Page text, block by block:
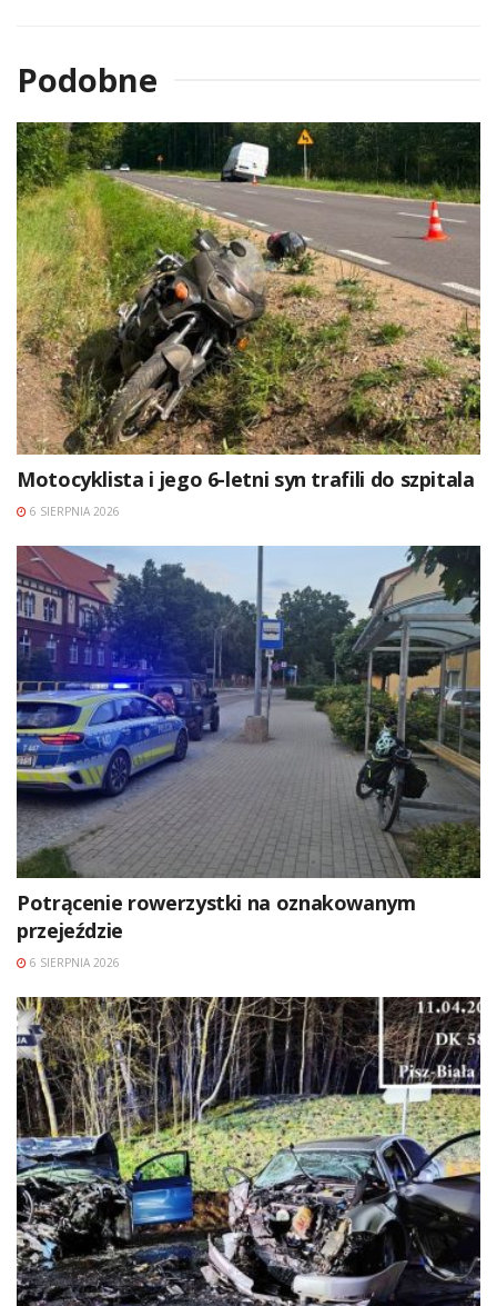
Podobne
Motocyklista i jego 6-letni syn trafili do szpitala
6 SIERPNIA 2026
Potrącenie rowerzystki na oznakowanym
przejeździe
6 SIERPNIA 2026